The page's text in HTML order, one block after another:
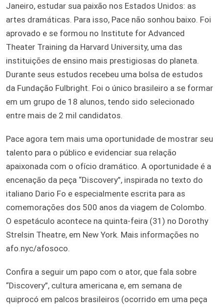
Janeiro, estudar sua paixão nos Estados Unidos: as
artes dramáticas. Para isso, Pace não sonhou baixo. Foi
aprovado e se formou no Institute for Advanced
Theater Training da Harvard University, uma das
instituições de ensino mais prestigiosas do planeta.
Durante seus estudos recebeu uma bolsa de estudos
da Fundação Fulbright. Foi o único brasileiro a se formar
em um grupo de 18 alunos, tendo sido selecionado
entre mais de 2 mil candidatos.
Pace agora tem mais uma oportunidade de mostrar seu
talento para o público e evidenciar sua relação
apaixonada com o ofício dramático. A oportunidade é a
encenação da peça “Discovery”, inspirada no texto do
italiano Dario Fo e especialmente escrita para as
comemorações dos 500 anos da viagem de Colombo.
O espetáculo acontece na quinta-feira (31) no Dorothy
Strelsin Theatre, em New York. Mais informações no
afo.nyc/afosoco.
Confira a seguir um papo com o ator, que fala sobre
“Discovery”, cultura americana e, em semana de
quiprocó em palcos brasileiros (ocorrido em uma peça